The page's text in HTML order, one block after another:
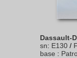
Dassault-
sn: E130 /
base :